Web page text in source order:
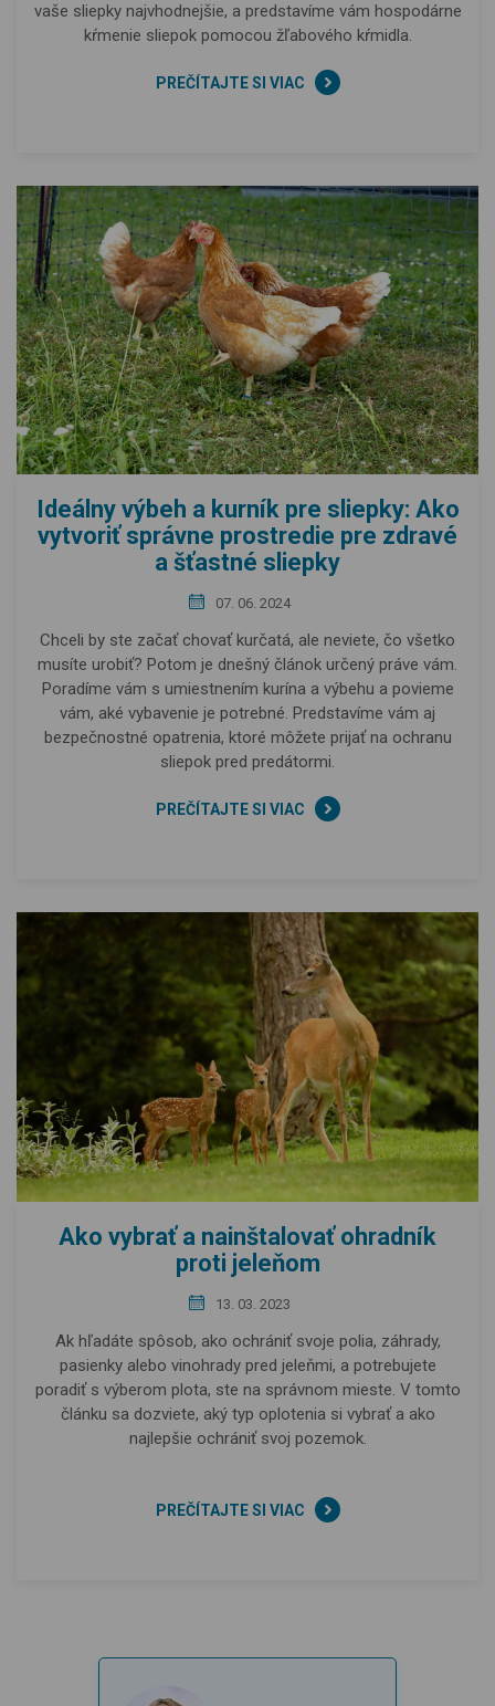
vaše sliepky najvhodnejšie, a predstavíme vám hospodárne
kŕmenie sliepok pomocou žľabového kŕmidla.
PREČÍTAJTE SI VIAC
Ideálny výbeh a kurník pre sliepky: Ako
vytvoriť správne prostredie pre zdravé
a šťastné sliepky
07. 06. 2024
Chceli by ste začať chovať kurčatá, ale neviete, čo všetko
musíte urobiť? Potom je dnešný článok určený práve vám.
Poradíme vám s umiestnením kurína a výbehu a povieme
vám, aké vybavenie je potrebné. Predstavíme vám aj
bezpečnostné opatrenia, ktoré môžete prijať na ochranu
sliepok pred predátormi.
PREČÍTAJTE SI VIAC
Ako vybrať a nainštalovať ohradník
proti jeleňom
13. 03. 2023
Ak hľadáte spôsob, ako ochrániť svoje polia, záhrady,
pasienky alebo vinohrady pred jeleňmi, a potrebujete
poradiť s výberom plota, ste na správnom mieste. V tomto
článku sa dozviete, aký typ oplotenia si vybrať a ako
najlepšie ochrániť svoj pozemok.
PREČÍTAJTE SI VIAC